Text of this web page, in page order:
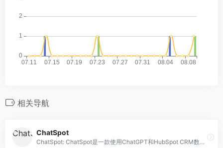
相关导航
ChatSpot
ChatSpot: ChatSpot是一款使用ChatGPT和HubSpot CRM数据的人工智能助手，旨在帮助企业发展。